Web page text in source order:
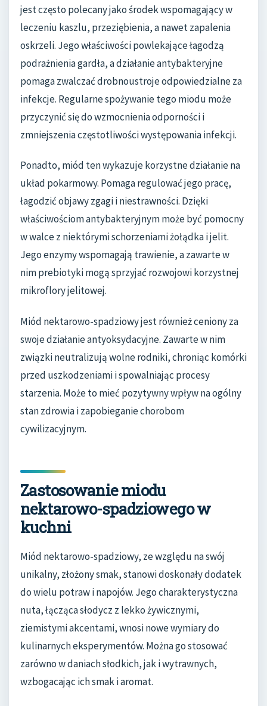
jest często polecany jako środek wspomagający w
leczeniu kaszlu, przeziębienia, a nawet zapalenia
oskrzeli. Jego właściwości powlekające łagodzą
podrażnienia gardła, a działanie antybakteryjne
pomaga zwalczać drobnoustroje odpowiedzialne za
infekcje. Regularne spożywanie tego miodu może
przyczynić się do wzmocnienia odporności i
zmniejszenia częstotliwości występowania infekcji.
Ponadto, miód ten wykazuje korzystne działanie na
układ pokarmowy. Pomaga regulować jego pracę,
łagodzić objawy zgagi i niestrawności. Dzięki
właściwościom antybakteryjnym może być pomocny
w walce z niektórymi schorzeniami żołądka i jelit.
Jego enzymy wspomagają trawienie, a zawarte w
nim prebiotyki mogą sprzyjać rozwojowi korzystnej
mikroflory jelitowej.
Miód nektarowo-spadziowy jest również ceniony za
swoje działanie antyoksydacyjne. Zawarte w nim
związki neutralizują wolne rodniki, chroniąc komórki
przed uszkodzeniami i spowalniając procesy
starzenia. Może to mieć pozytywny wpływ na ogólny
stan zdrowia i zapobieganie chorobom
cywilizacyjnym.
Zastosowanie miodu
nektarowo-spadziowego w
kuchni
Miód nektarowo-spadziowy, ze względu na swój
unikalny, złożony smak, stanowi doskonały dodatek
do wielu potraw i napojów. Jego charakterystyczna
nuta, łącząca słodycz z lekko żywicznymi,
ziemistymi akcentami, wnosi nowe wymiary do
kulinarnych eksperymentów. Można go stosować
zarówno w daniach słodkich, jak i wytrawnych,
wzbogacając ich smak i aromat.